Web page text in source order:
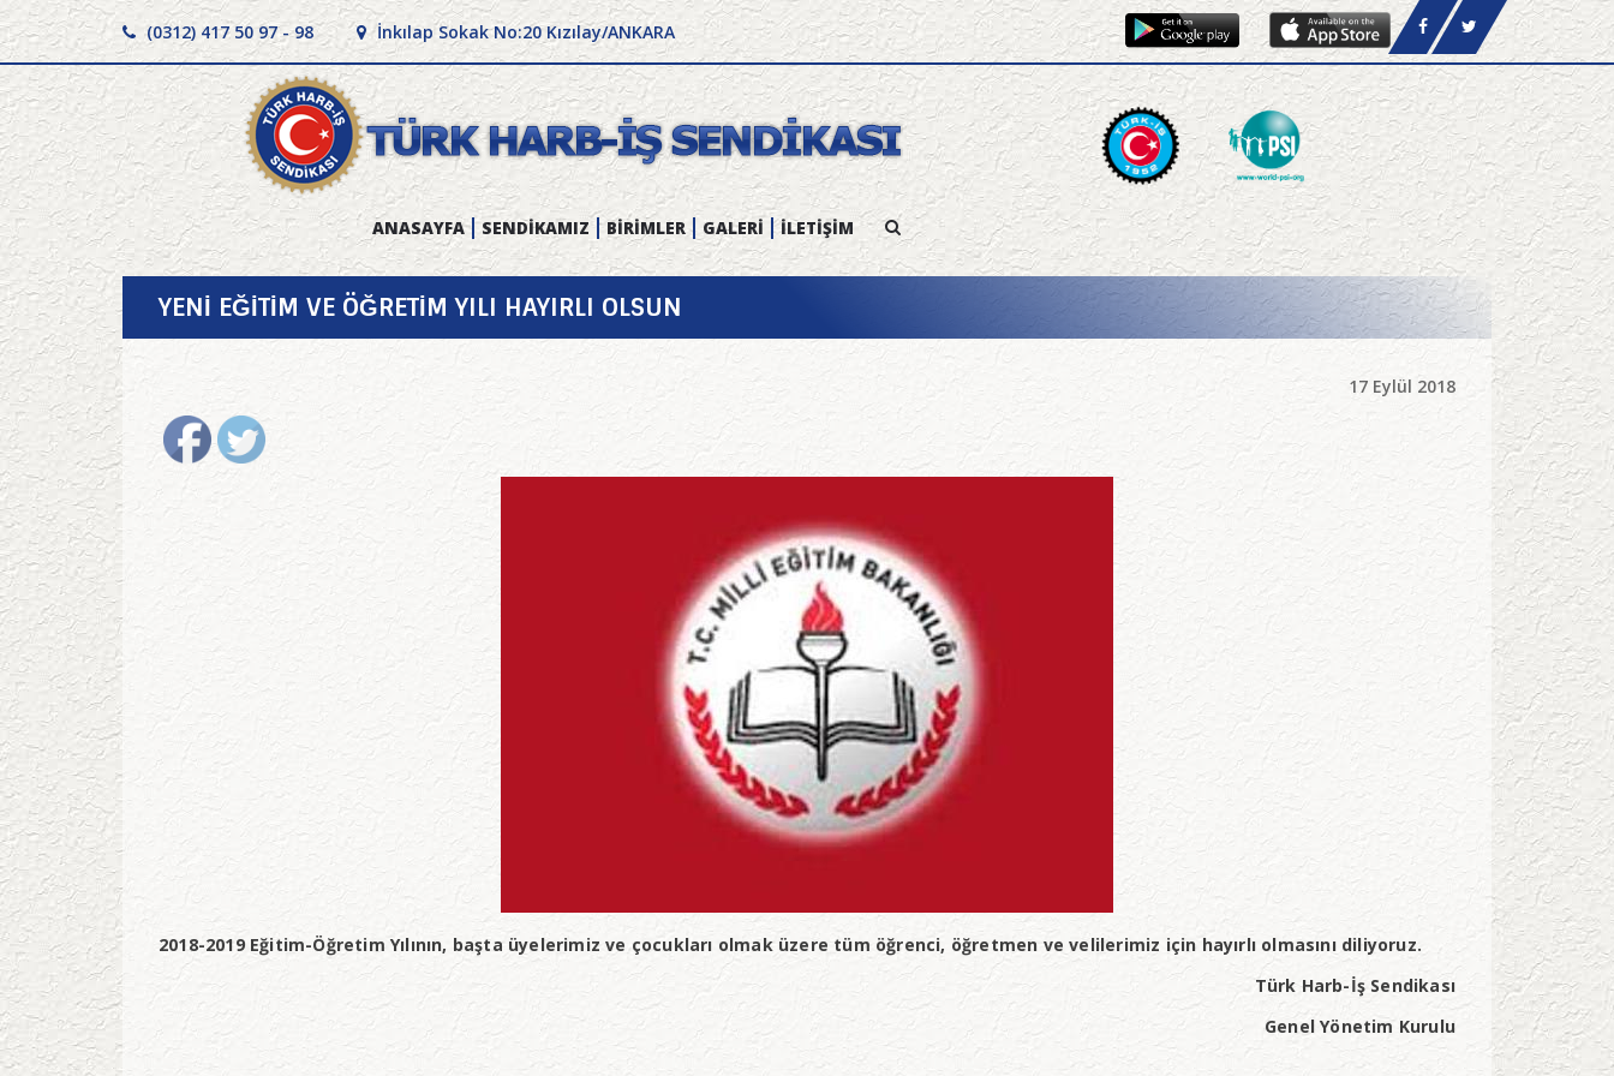
(0312) 417 50 97 - 98 İnkılap Sokak No:20 Kızılay/ANKARA
ANASAYFA SENDİKAMIZ BİRİMLER GALERİ İLETİŞİM
YENİ EĞİTİM VE ÖĞRETİM YILI HAYIRLI OLSUN
17 Eylül 2018
2018-2019 Eğitim-Öğretim Yılının, başta üyelerimiz ve çocukları olmak üzere tüm öğrenci, öğretmen ve velilerimiz için hayırlı olmasını diliyoruz.
Türk Harb-İş Sendikası
Genel Yönetim Kurulu